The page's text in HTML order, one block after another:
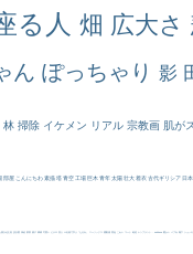
る人 畑 広大さ
ん ぽっちゃり 影
林 掃除 イケメン リアル 宗教画 肌が
部屋 こんにちわ 素描 塔 青空 工場 巨木 青年 太陽 壮大 着衣 古代ギリシア 日
覗き込む顔 設計図 挿絵 群衆 親子 裸婦 可愛い ピサロ ＃名画で学ぶ「たるみ」 ニーソックス 躍動感 黄色 こわい コート 畦道 レンブラント・ sekkusu 暖かい バブみ 靴下 ショッ